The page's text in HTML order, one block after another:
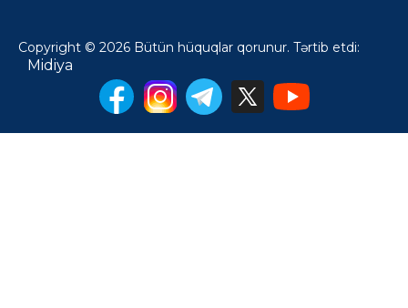
Copyright © 2026 Bütün hüquqlar qorunur. Tərtib etdi:
Midiya